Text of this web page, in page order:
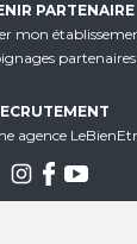
PARTENAIRE
mon
partenaires
agence